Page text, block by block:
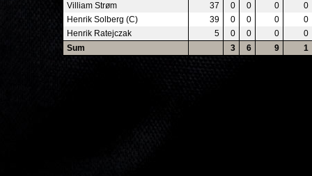
Villiam Strøm
37 0 0 0
0
Henrik Solberg (C)
39 0 0 0
0
Henrik Ratejczak
5 0 0 0
0
Sum
3 6 9 1